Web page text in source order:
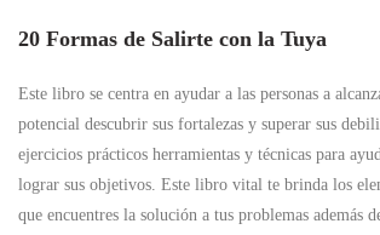
20 Formas de Salirte con la Tuya
Este libro se centra en ayudar a las personas a
potencial descubrir sus fortalezas y superar sus
ejercicios prácticos herramientas y técnicas para
lograr sus objetivos. Este libro vital te brinda los
que encuentres la solución a tus problemas además